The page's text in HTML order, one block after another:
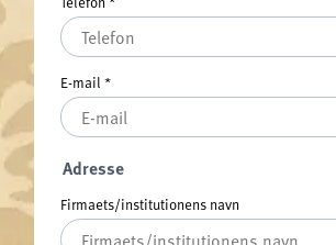
E-mail *
Adresse
Firmaets/institutionens navn